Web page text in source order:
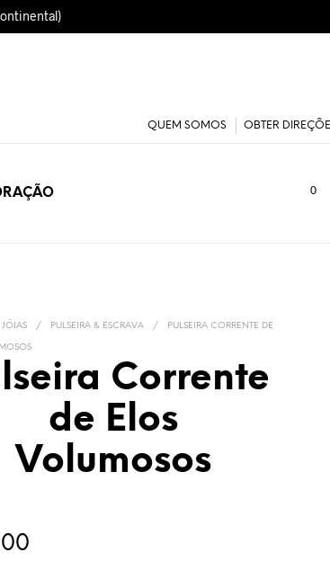
QUEM SOMOS OBTER
0
JÓIAS / PULSEIRA & ESCRAVA / PULSEIRA CORRENTE DE
Corrente
de Elos
Volumosos